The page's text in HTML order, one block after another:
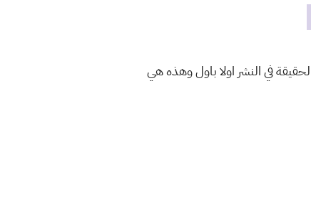
في النشر اولا باول وهذه هي